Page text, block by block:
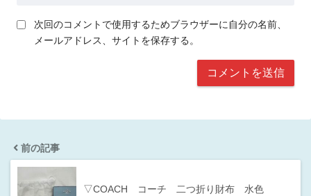
次回のコメントで使用するためブラウザーに自分の名前、
メールアドレス、サイトを保存する。
前の記事
▽COACH コーチ 二つ折り財布 水色